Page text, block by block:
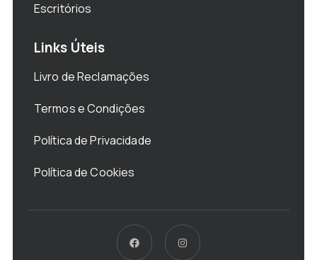
Escritórios
Links Úteis
Livro de Reclamações
Termos e Condições
Política de Privacidade
Política de Cookies